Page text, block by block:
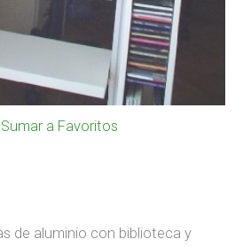
Sumar a Favoritos
de aluminio con biblioteca y